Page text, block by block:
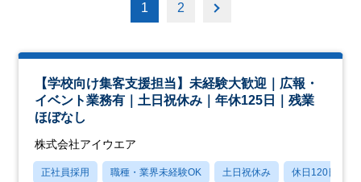
1 2
【学校向け集客支援担当】未経験大歓迎｜広報・
イベント業務有｜土日祝休み｜年休125日｜残業
ほぼなし
株式会社アイウエア
正社員採用 職種・業界未経験OK 土日祝休み 休日120日以上